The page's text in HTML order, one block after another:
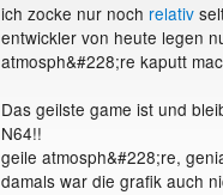
ich zocke nur noch relativ
entwickler von heute legen
atmosph&#228;re kaputt
Das geilste game ist und
N64!!
geile atmosph&#228;re,
damals war die grafik auch